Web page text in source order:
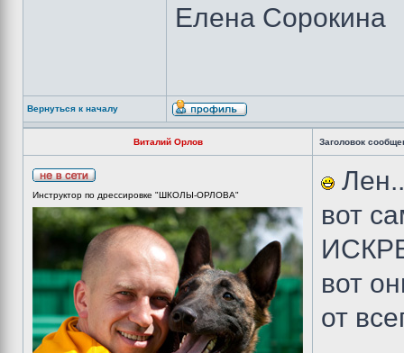
Елена Сорокина
Вернуться к началу
Виталий Орлов Заголовок
Инструктор по дрессировке "ШКОЛЫ-ОРЛОВА"
вот
вот
от